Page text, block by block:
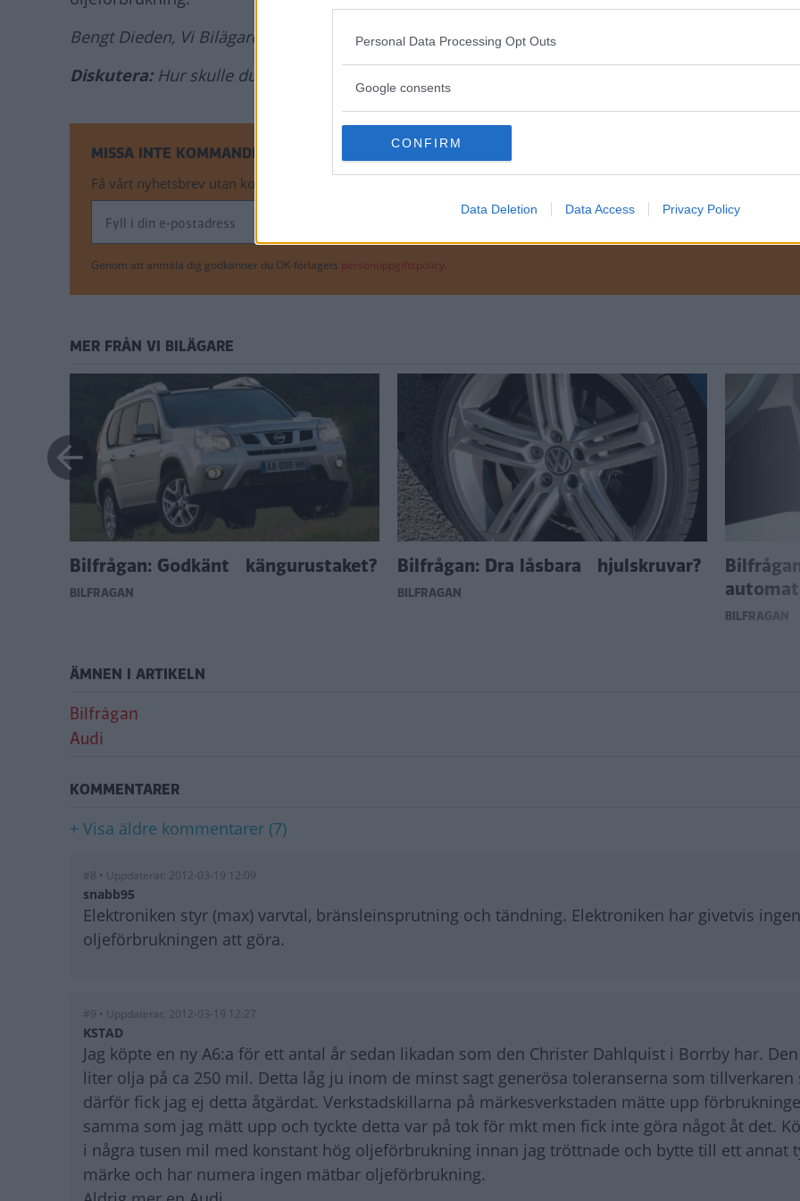
Personal Data Processing Opt Outs
Google consents
CONFIRM
Data Deletion Data Access Privacy Policy
Bengt Dieden, Vi Bilägare
Diskutera:Hur skulle du svara på frågan?
MISSA INTE KOMMANDE ARTIKLAR OM AUDI
Få vårt nyhetsbrev utan kostnad
Genom att anmäla dig godkänner du OK-förlagets personuppgiftspolicy.
MER FRÅN VI BILÄGARE
Bilfrågan: Godkänt kängurustaket?
BILFRÅGAN
Bilfrågan: Dra låsbara hjulskruvar?
BILFRÅGAN
BILFRÅGAN
ÄMNEN I ARTIKELN
Bilfrågan
Audi
KOMMENTARER
+ Visa äldre kommentarer (7)
#8 • Uppdaterat: 2012-03-19 12:09
snabb95
Elektroniken styr (max) varvtal, bränsleinsprutning och tändning. Elektroniken har givetvis
oljeförbrukningen att göra.
#9 • Uppdaterat: 2012-03-19 12:27
KSTAD
Jag köpte en ny A6:a för ett antal år sedan likadan som den Christer Dahlquist i Borrby har. Den
liter olja på ca 250 mil. Detta låg ju inom de minst sagt generösa toleranserna som tillverkaren
därför fick jag ej detta åtgärdat. Verkstadskillarna på märkesverkstaden mätte upp
samma som jag mätt upp och tyckte detta var på tok för mkt men fick inte göra något åt det.
i några tusen mil med konstant hög oljeförbrukning innan jag tröttnade och bytte till ett annat
märke och har numera ingen mätbar oljeförbrukning.